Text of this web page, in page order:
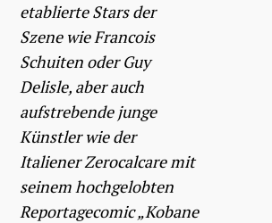
etablierte Stars der
Szene wie Francois
Schuiten oder Guy
Delisle, aber auch
aufstrebende junge
Künstler wie der
Italiener Zerocalcare mit
seinem hochgelobten
Reportagecomic „Kobane